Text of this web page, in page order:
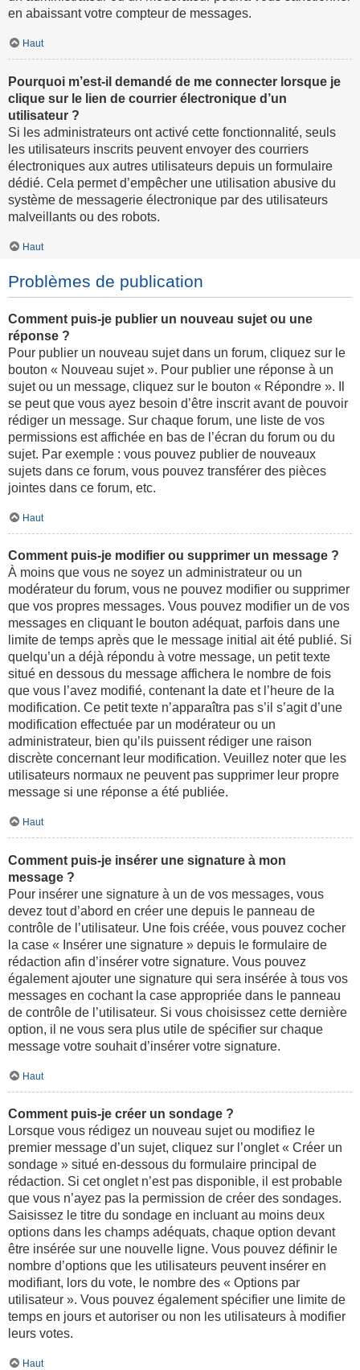
en abaissant votre compteur de messages.
Haut
Pourquoi m’est-il demandé de me connecter lorsque je
clique sur le lien de courrier électronique d’un
utilisateur ?
Si les administrateurs ont activé cette fonctionnalité, seuls
les utilisateurs inscrits peuvent envoyer des courriers
électroniques aux autres utilisateurs depuis un formulaire
dédié. Cela permet d’empêcher une utilisation abusive du
système de messagerie électronique par des utilisateurs
malveillants ou des robots.
Haut
Problèmes de publication
Comment puis-je publier un nouveau sujet ou une
réponse ?
Pour publier un nouveau sujet dans un forum, cliquez sur le
bouton « Nouveau sujet ». Pour publier une réponse à un
sujet ou un message, cliquez sur le bouton « Répondre ». Il
se peut que vous ayez besoin d’être inscrit avant de pouvoir
rédiger un message. Sur chaque forum, une liste de vos
permissions est affichée en bas de l’écran du forum ou du
sujet. Par exemple : vous pouvez publier de nouveaux
sujets dans ce forum, vous pouvez transférer des pièces
jointes dans ce forum, etc.
Haut
Comment puis-je modifier ou supprimer un message ?
À moins que vous ne soyez un administrateur ou un
modérateur du forum, vous ne pouvez modifier ou supprimer
que vos propres messages. Vous pouvez modifier un de vos
messages en cliquant le bouton adéquat, parfois dans une
limite de temps après que le message initial ait été publié. Si
quelqu’un a déjà répondu à votre message, un petit texte
situé en dessous du message affichera le nombre de fois
que vous l’avez modifié, contenant la date et l’heure de la
modification. Ce petit texte n’apparaîtra pas s’il s’agit d’une
modification effectuée par un modérateur ou un
administrateur, bien qu’ils puissent rédiger une raison
discrète concernant leur modification. Veuillez noter que les
utilisateurs normaux ne peuvent pas supprimer leur propre
message si une réponse a été publiée.
Haut
Comment puis-je insérer une signature à mon
message ?
Pour insérer une signature à un de vos messages, vous
devez tout d’abord en créer une depuis le panneau de
contrôle de l’utilisateur. Une fois créée, vous pouvez cocher
la case « Insérer une signature » depuis le formulaire de
rédaction afin d’insérer votre signature. Vous pouvez
également ajouter une signature qui sera insérée à tous vos
messages en cochant la case appropriée dans le panneau
de contrôle de l’utilisateur. Si vous choisissez cette dernière
option, il ne vous sera plus utile de spécifier sur chaque
message votre souhait d’insérer votre signature.
Haut
Comment puis-je créer un sondage ?
Lorsque vous rédigez un nouveau sujet ou modifiez le
premier message d’un sujet, cliquez sur l’onglet « Créer un
sondage » situé en-dessous du formulaire principal de
rédaction. Si cet onglet n’est pas disponible, il est probable
que vous n’ayez pas la permission de créer des sondages.
Saisissez le titre du sondage en incluant au moins deux
options dans les champs adéquats, chaque option devant
être insérée sur une nouvelle ligne. Vous pouvez définir le
nombre d’options que les utilisateurs peuvent insérer en
modifiant, lors du vote, le nombre des « Options par
utilisateur ». Vous pouvez également spécifier une limite de
temps en jours et autoriser ou non les utilisateurs à modifier
leurs votes.
Haut